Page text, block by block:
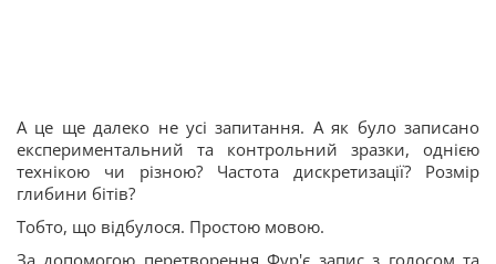
А це ще далеко не усі запитання. А як було записано
експериментальний та контрольний зразки, однією
технікою чи різною? Частота дискретизації? Розмір
глибини бітів?
Тобто, що відбулося. Простою мовою.
За допомогою перетворення Фур'є запис з голосом та